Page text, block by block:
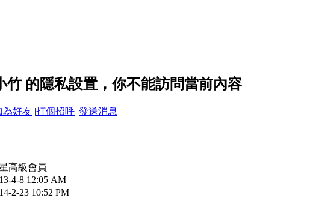
竹 的隱私設置，你不能訪問當前內容
為好友 |打個招呼 |發送消息
高級會員
4-8 12:05 AM
2-23 10:52 PM